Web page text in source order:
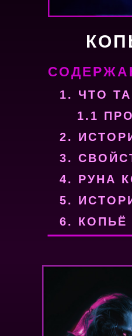
4. РУНА
5.
6. КОПЬЁ
3.
2.
1.1
1. ЧТО